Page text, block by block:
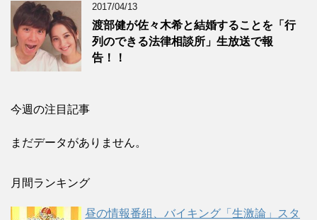
2017/04/13
渡部健が佐々木希と結婚することを「行
列のできる法律相談所」生放送で報
告！！
今週の注目記事
まだデータがありません。
月間ランキング
昼の情報番組、バイキング「生激論」スタ